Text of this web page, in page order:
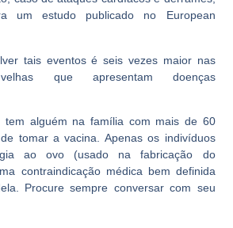
um estudo publicado no European
tais eventos é seis vezes maior nas
que apresentam doenças
alguém na família com mais de 60
tomar a vacina. Apenas os indivíduos
ao ovo (usado na fabricação do
contraindicação médica bem definida
Procure sempre conversar com seu